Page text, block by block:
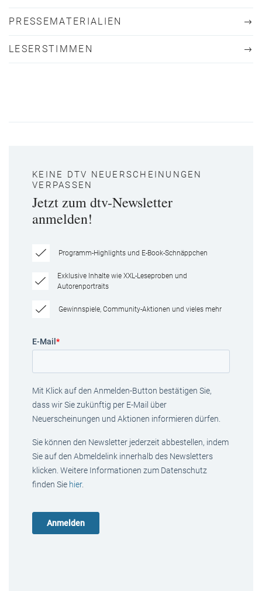
PRESSEMATERIALIEN
LESERSTIMMEN
KEINE DTV NEUERSCHEINUNGEN
VERPASSEN
Jetzt zum dtv-Newsletter
anmelden!
Programm-Highlights und E-Book-Schnäppchen
Exklusive Inhalte wie XXL-Leseproben und
Autorenportraits
Gewinnspiele, Community-Aktionen und vieles mehr
E-Mail *
Mit Klick auf den Anmelden-Button bestätigen Sie,
dass wir Sie zukünftig per E-Mail über
Neuerscheinungen und Aktionen informieren dürfen.
Sie können den Newsletter jederzeit abbestellen, indem
Sie auf den Abmeldelink innerhalb des Newsletters
klicken. Weitere Informationen zum Datenschutz
finden Sie hier.